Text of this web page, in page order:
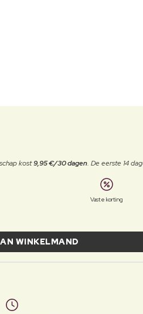
kost9,95 €/30 dagen. De eerste 14
Vaste korting
WINKELMAND